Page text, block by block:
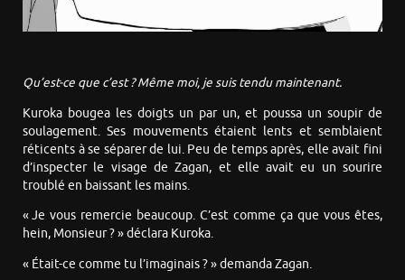
Qu’est-ce que c’est ? Même moi, je suis tendu maintenant.
Kuroka bougea les doigts un par un, et poussa un soupir de
soulagement. Ses mouvements étaient lents et semblaient
réticents à se séparer de lui. Peu de temps après, elle avait fini
d’inspecter le visage de Zagan, et elle avait eu un sourire
troublé en baissant les mains.
« Je vous remercie beaucoup. C’est comme ça que vous êtes,
hein, Monsieur ? » déclara Kuroka.
« Était-ce comme tu l’imaginais ? » demanda Zagan.